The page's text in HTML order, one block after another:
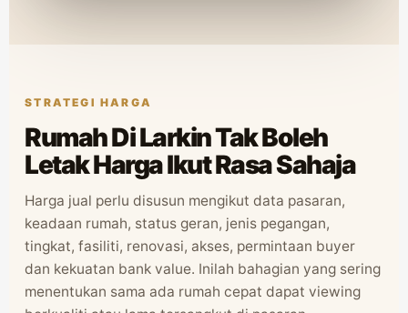
STRATEGI HARGA
Rumah Di Larkin Tak Boleh
Letak Harga Ikut Rasa Sahaja
Harga jual perlu disusun mengikut data pasaran,
keadaan rumah, status geran, jenis pegangan,
tingkat, fasiliti, renovasi, akses, permintaan buyer
dan kekuatan bank value. Inilah bahagian yang sering
menentukan sama ada rumah cepat dapat viewing